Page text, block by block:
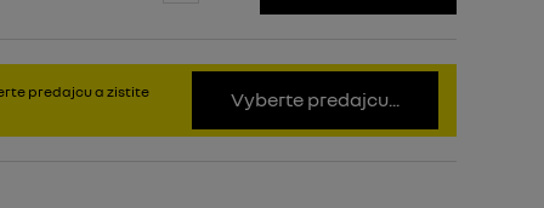
predajcu a zistite
Vyberte predajcu...